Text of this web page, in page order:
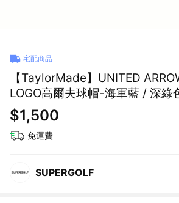
宅配商品
【TaylorMade】UNITED
LOGO高爾夫球帽-海軍藍 / 深綠
$1,500
免運費
SUPERGOLF